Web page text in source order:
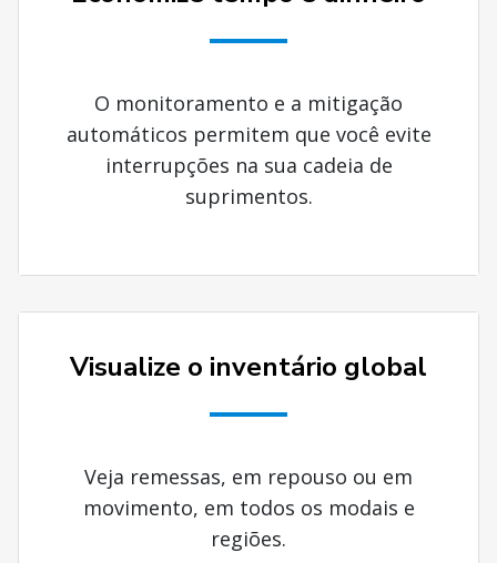
O monitoramento e a mitigação
automáticos permitem que você evite
interrupções na sua cadeia de
suprimentos.
Visualize o inventário global
Veja remessas, em repouso ou em
movimento, em todos os modais e
regiões.